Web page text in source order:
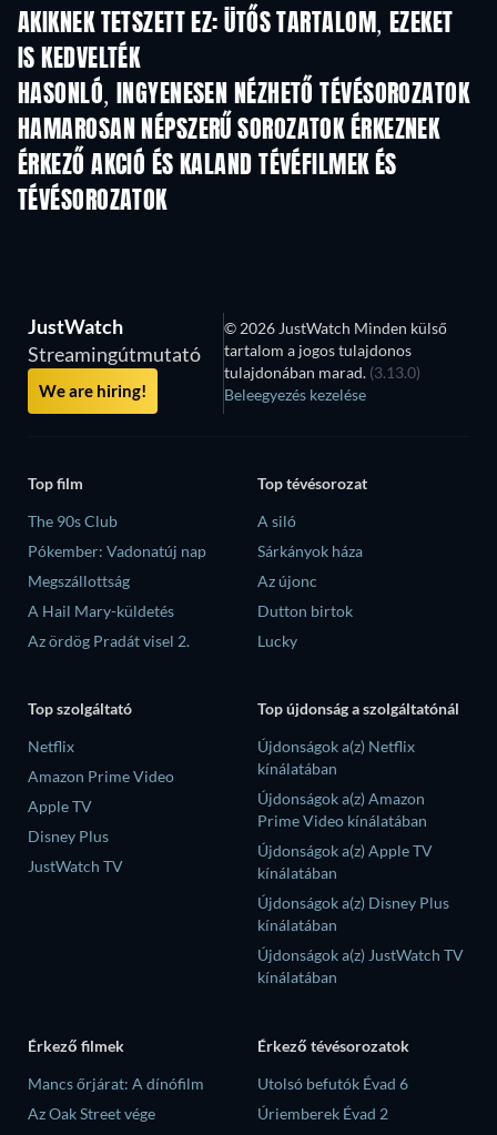
AKIKNEK TETSZETT EZ: ÜTŐS TARTALOM, EZEKET
IS KEDVELTÉK
HASONLÓ, INGYENESEN NÉZHETŐ TÉVÉSOROZATOK
TV TV
HAMAROSAN NÉPSZERŰ SOROZATOK ÉRKEZNEK
TV TV
ÉRKEZŐ AKCIÓ ÉS KALAND TÉVÉFILMEK ÉS
TÉVÉSOROZATOK
Évad 2
JustWatch
Streamingútmutató
We are hiring!
© 2026 JustWatch Minden külső
tartalom a jogos tulajdonos
tulajdonában marad. (3.13.0)
Beleegyezés kezelése
Top film
The 90s Club
Pókember: Vadonatúj nap
Megszállottság
A Hail Mary-küldetés
Az ördög Pradát visel 2.
Top tévésorozat
A siló
Sárkányok háza
Az újonc
Dutton birtok
Lucky
Top szolgáltató
Netflix
Amazon Prime Video
Apple TV
Disney Plus
JustWatch TV
Top újdonság a szolgáltatónál
Újdonságok a(z) Netflix
kínálatában
Újdonságok a(z) Amazon
Prime Video kínálatában
Újdonságok a(z) Apple TV
kínálatában
Újdonságok a(z) Disney Plus
kínálatában
Újdonságok a(z) JustWatch TV
kínálatában
Érkező filmek
Mancs őrjárat: A dínófilm
Az Oak Street vége
Érkező tévésorozatok
Utolsó befutók Évad 6
Úriemberek Évad 2